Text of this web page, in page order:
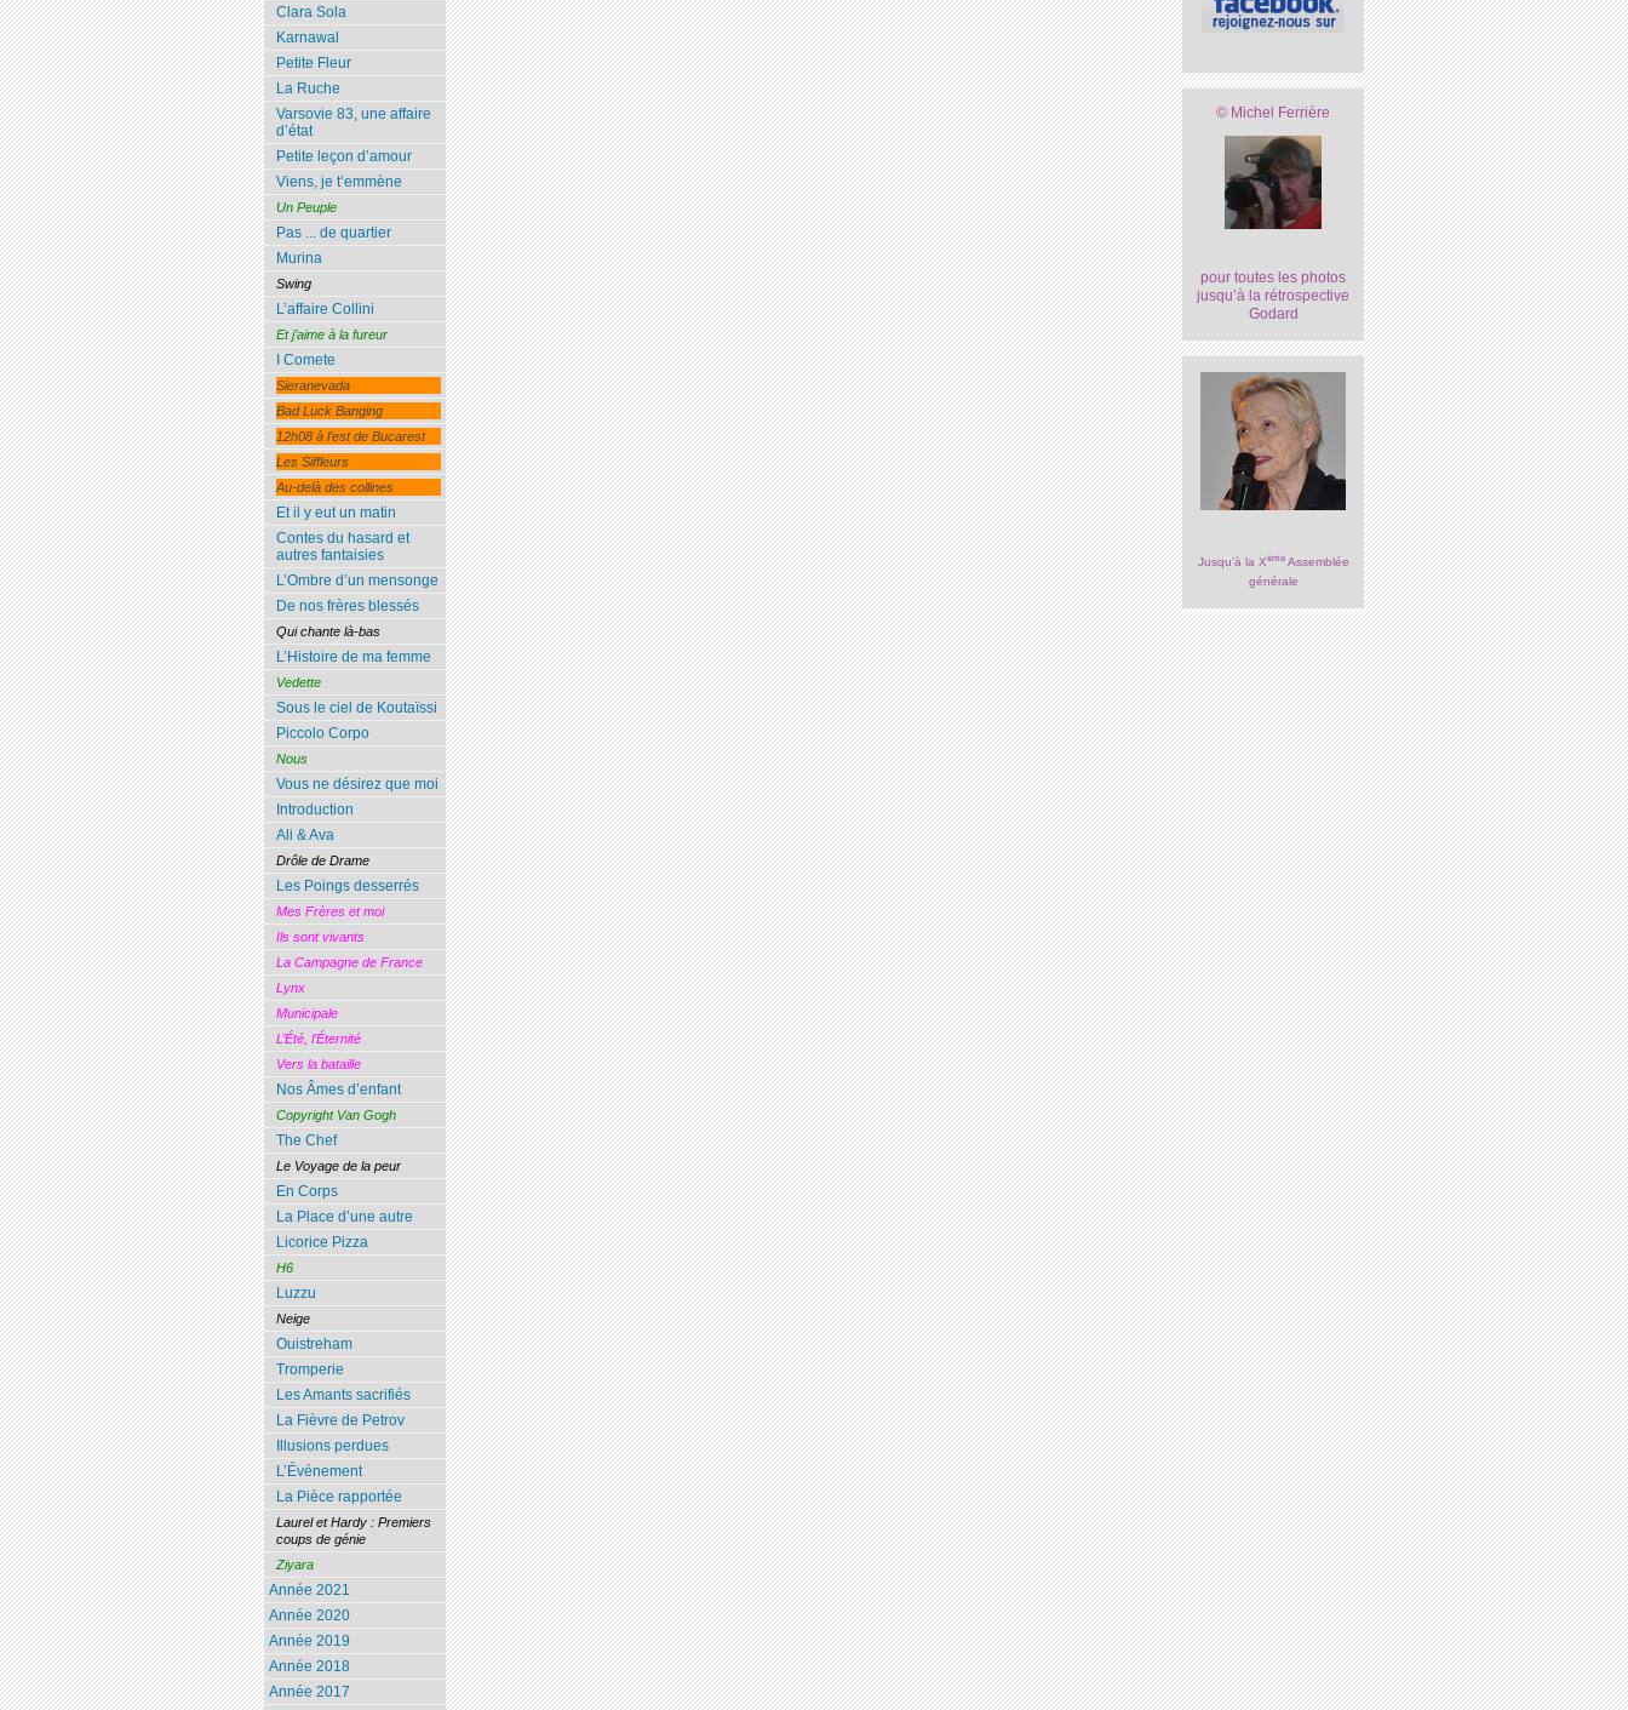
© Michel Ferrière
pour toutes les photos
jusqu’à la rétrospective
Godard
Jusqu’à la XèmeAssemblée
générale
Clara Sola
Karnawal
Petite Fleur
La Ruche
Varsovie 83, une affaire
d’état
Petite leçon d’amour
Viens, je t’emmène
Un Peuple
Pas ... de quartier
Murina
Swing
L’affaire Collini
Et j’aime à la fureur
I Comete
Sieranevada
Bad Luck Banging
12h08 à l’est de Bucarest
Les Siffleurs
Au-delà des collines
Et il y eut un matin
Contes du hasard et
autres fantaisies
L’Ombre d’un mensonge
De nos frères blessés
Qui chante là-bas
L’Histoire de ma femme
Vedette
Sous le ciel de Koutaïssi
Piccolo Corpo
Nous
Vous ne désirez que moi
Introduction
Ali & Ava
Drôle de Drame
Les Poings desserrés
Mes Frères et moi
Ils sont vivants
La Campagne de France
Lynx
Municipale
L’Été, l’Éternité
Vers la bataille
Nos Âmes d’enfant
Copyright Van Gogh
The Chef
Le Voyage de la peur
En Corps
La Place d’une autre
Licorice Pizza
H6
Luzzu
Neige
Ouistreham
Tromperie
Les Amants sacrifiés
La Fièvre de Petrov
Illusions perdues
L’Événement
La Pièce rapportée
Laurel et Hardy : Premiers
coups de génie
Ziyara
Année 2021
Année 2020
Année 2019
Année 2018
Année 2017